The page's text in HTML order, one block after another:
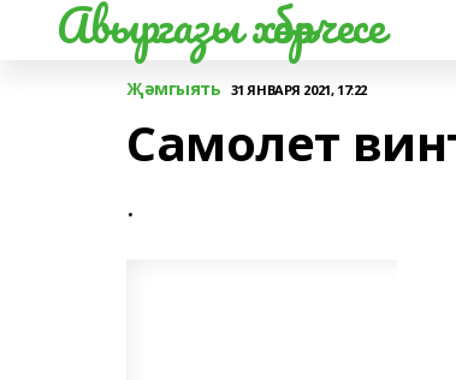
Авыргазы хәбәрчесе
Җәмгыять 31 ЯНВАРЯ 2021, 17:22
Самолет
.